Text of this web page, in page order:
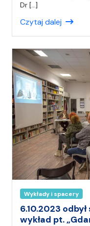
Dr […]
Czytaj dalej
Wykłady i spacery
6.10.2023
wykład pt.